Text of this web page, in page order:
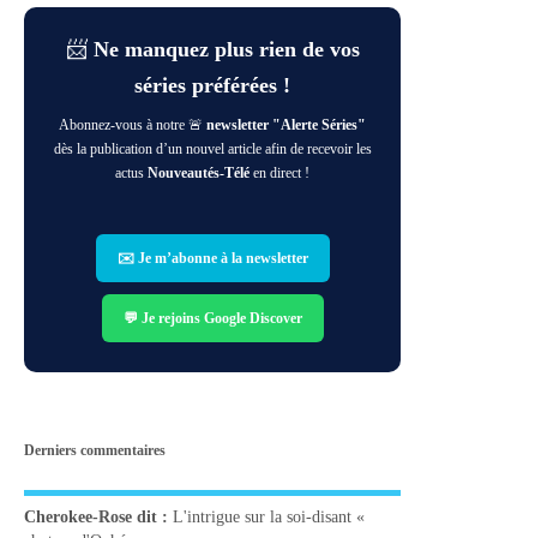
📨 Ne manquez plus rien de vos
séries préférées !
Abonnez-vous à notre 🚨newsletter "Alerte Séries"
dès la publication d’un nouvel article afin de recevoir les
actusNouveautés-Télé en direct !
✉️ Je m’abonne à la newsletter
💬 Je rejoins Google Discover
Derniers commentaires
Cherokee-Rose dit : L'intrigue sur la soi-disant «